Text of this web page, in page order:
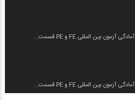
آمادگی آزمون بین المللی FE و PE قسمت...
آمادگی آزمون بین المللی FE و PE قسمت...